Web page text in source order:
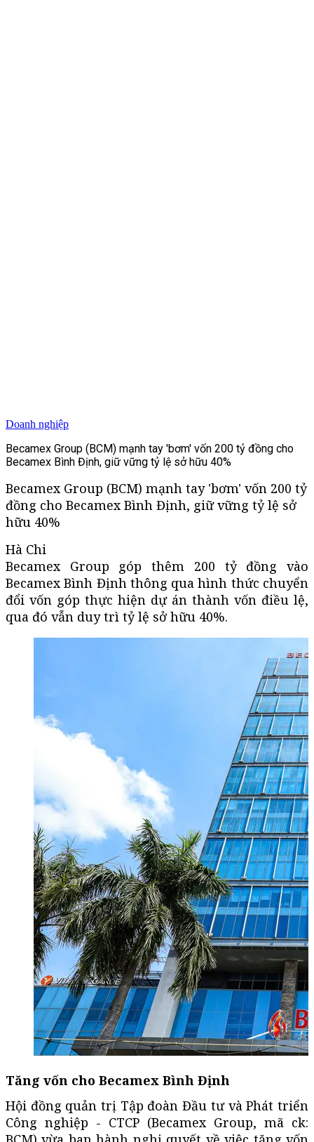
Doanh nghiệp
Becamex Group (BCM) mạnh tay 'bơm' vốn 200 tỷ đồng cho
Becamex Bình Định, giữ vững tỷ lệ sở hữu 40%
Becamex Group (BCM) mạnh tay 'bơm' vốn 200 tỷ
đồng cho Becamex Bình Định, giữ vững tỷ lệ sở
hữu 40%
Hà Chi
Becamex Group góp thêm 200 tỷ đồng vào
Becamex Bình Định thông qua hình thức chuyển
đổi vốn góp thực hiện dự án thành vốn điều lệ,
qua đó vẫn duy trì tỷ lệ sở hữu 40%.
Tăng vốn cho Becamex Bình Định
Hội đồng quản trị Tập đoàn Đầu tư và Phát triển
Công nghiệp - CTCP (Becamex Group, mã ck: